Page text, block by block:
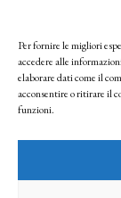
Per fornire le migliori
accedere alle
elaborare dati come il
acconsentire o ritirare il
funzioni.
Facendo clic per
seguendo la nostra
© 2025 Istituto
l’autorizzazione